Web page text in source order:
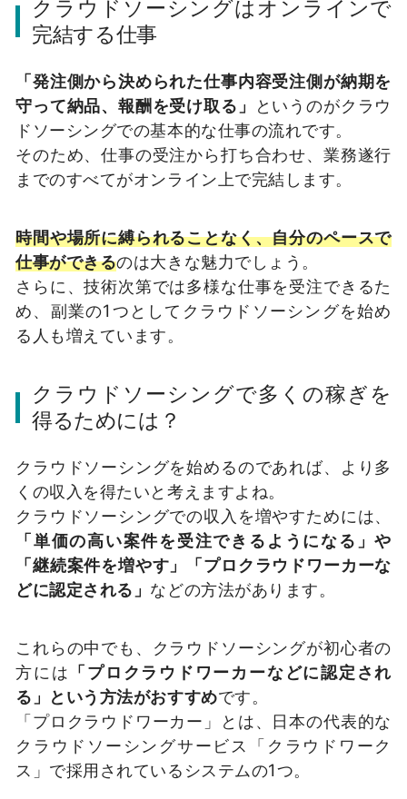
クラウドソーシングはオンラインで
完結する仕事
「発注側から決められた仕事内容受注側が納期を
守って納品、報酬を受け取る」
というのがクラウ
ドソーシングでの基本的な仕事の流れです。
そのため、仕事の受注から打ち合わせ、業務遂行
までのすべてがオンライン上で完結します。
時間や場所に縛られることなく、自分のペースで
仕事ができるのは大きな魅力でしょう。
さらに、技術次第では多様な仕事を受注できるた
め、副業の1つとしてクラウドソーシングを始め
る人も増えています。
クラウドソーシングで多くの稼ぎを
得るためには？
クラウドソーシングを始めるのであれば、より多
くの収入を得たいと考えますよね。
クラウドソーシングでの収入を増やすためには、
「単価の高い案件を受注できるようになる」や
「継続案件を増やす」「プロクラウドワーカーな
どに認定される」 などの方法があります。
これらの中でも、クラウドソーシングが初心者の
方には 「プロクラウドワーカーなどに認定され
る」という方法がおすすめです。
「プロクラウドワーカー」とは、日本の代表的な
クラウドソーシングサービス「クラウドワーク
ス」で採用されているシステムの1つ。